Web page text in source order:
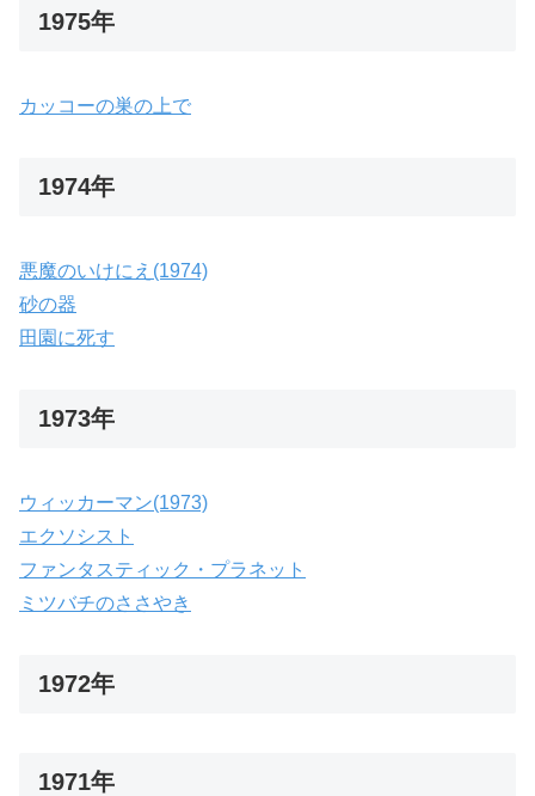
1975年
カッコーの巣の上で
1974年
悪魔のいけにえ(1974)
砂の器
田園に死す
1973年
ウィッカーマン(1973)
エクソシスト
ファンタスティック・プラネット
ミツバチのささやき
1972年
1971年